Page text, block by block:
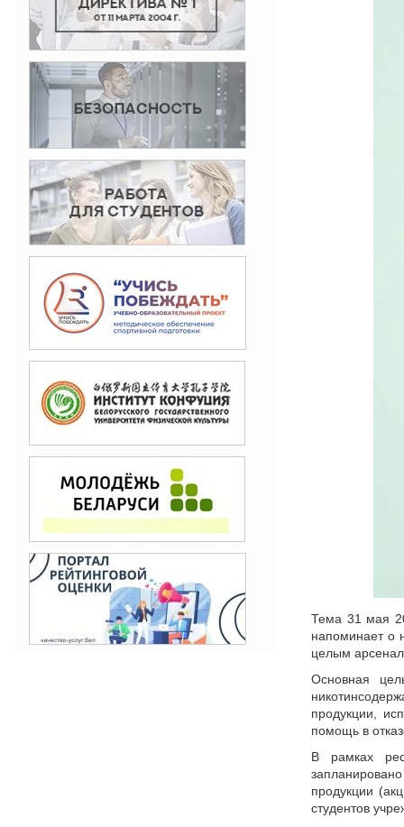
Тема 31 мая
напоминает о
целым
Основная
продукции,
помощь в
В рамках
продукции
студентов